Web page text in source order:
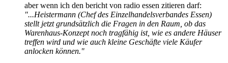
aber wenn ich den bericht von radio essen zitieren darf:
"...Heistermann (Chef des Einzelhandelsverbandes Essen)
stellt jetzt grundsätzlich die Fragen in den Raum, ob das
Warenhaus-Konzept noch tragfähig ist, wie es andere Häuser
treffen wird und wie auch kleine Geschäfte viele Käufer
anlocken können."